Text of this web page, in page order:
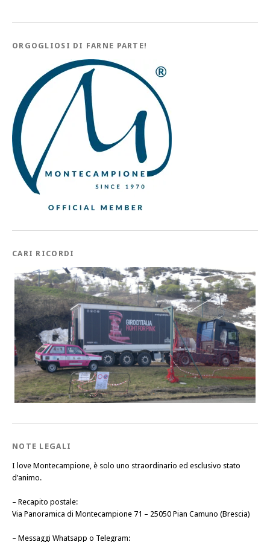
ORGOGLIOSI DI FARNE PARTE!
CARI RICORDI
NOTE LEGALI
I love Montecampione, è solo uno straordinario ed esclusivo stato
d’animo.
– Recapito postale:
Via Panoramica di Montecampione 71 – 25050 Pian Camuno (Brescia)
– Messaggi Whatsapp o Telegram: